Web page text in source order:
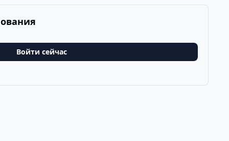
Войти сейчас